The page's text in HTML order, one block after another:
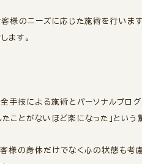
様のニーズに応じた施術を行いま
ます。
技による施術とパーソナルプロ
ことがないほど楽になった」という
様の身体だけでなく心の状態も考